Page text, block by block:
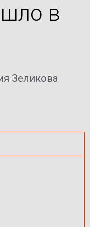
в
Зеликова